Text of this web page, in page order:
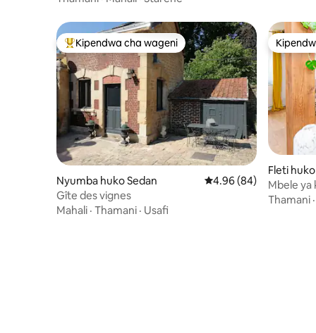
Kipendwa maarufu cha wageni
Kipendwa cha wageni
Nyumba huko Sedan Ukadiriaji wa wastani
4.96 (84)
Gîte des vignes
Mahali · Thamani · Usafi
Fleti
Mbele ya
ya jiji
Thamani ·